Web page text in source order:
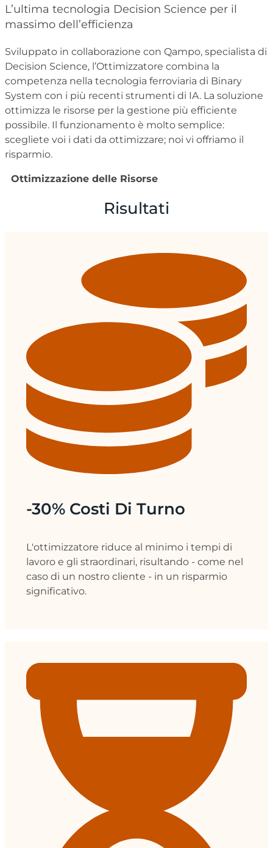
L’ultima tecnologia Decision Science per il
massimo dell’efficienza
Sviluppato in collaborazione con Qampo, specialista di
Decision Science, l’Ottimizzatore combina la
competenza nella tecnologia ferroviaria di Binary
System con i più recenti strumenti di IA. La soluzione
ottimizza le risorse per la gestione più efficiente
possibile. Il funzionamento è molto semplice:
scegliete voi i dati da ottimizzare; noi vi offriamo il
risparmio.
Ottimizzazione delle Risorse
Risultati
-30% Costi Di Turno
L'ottimizzatore riduce al minimo i tempi di
lavoro e gli straordinari, risultando - come nel
caso di un nostro cliente - in un risparmio
significativo.